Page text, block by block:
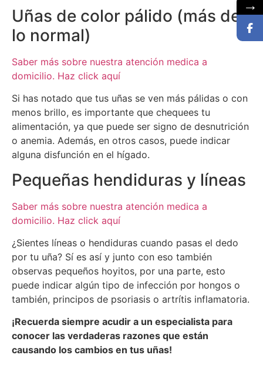
Uñas de color pálido (más de
lo normal)
Saber más sobre nuestra atención medica a
domicilio. Haz click aquí
Si has notado que tus uñas se ven más pálidas o con
menos brillo, es importante que chequees tu
alimentación, ya que puede ser signo de desnutrición
o anemia. Además, en otros casos, puede indicar
alguna disfunción en el hígado.
Pequeñas hendiduras y líneas
Saber más sobre nuestra atención medica a
domicilio. Haz click aquí
¿Sientes líneas o hendiduras cuando pasas el dedo
por tu uña? Sí es así y junto con eso también
observas pequeños hoyitos, por una parte, esto
puede indicar algún tipo de infección por hongos o
también, principos de psoriasis o artrítis inflamatoria.
¡Recuerda siempre acudir a un especialista para
conocer las verdaderas razones que están
causando los cambios en tus uñas!
→
Consulta aquí